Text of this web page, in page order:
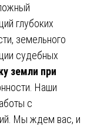
глубоких
земельного
судебных
земли при
Наши
с
Мы ждем вас, и